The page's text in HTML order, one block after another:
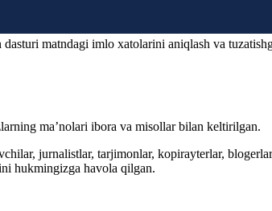
matndagi imlo xatolarini aniqlash va
ma’nolari ibora va misollar bilan keltirilgan.
jurnalistlar, tarjimonlar, kopirayterlar,
hukmingizga havola qilgan.